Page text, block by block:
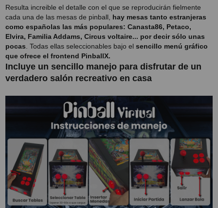
Resulta increible el detalle con el que se reproducirán fielmente
cada una de las mesas de pinball,
hay mesas tanto estranjeras
como españolas las más populares: Canasta86, Petaco,
Elvira, Familia Addams, Circus voltaire... por decir sólo unas
pocas . Todas ellas seleccionables bajo el sencillo menú gráfico
que ofrece el frontend PinballX.
Incluye un sencillo manejo para disfrutar de un
verdadero salón recreativo en casa